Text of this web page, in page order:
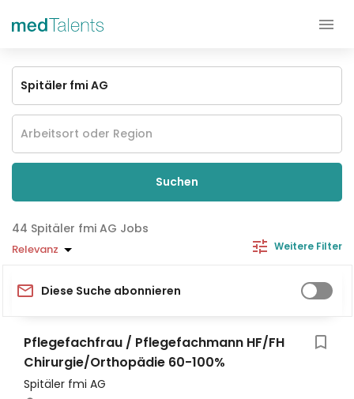
Suchen
Spitäler fmi AG Jobs
Relevanz Weitere Filter
Diese Suche abonnieren
Pflegefachfrau / Pflegefachmann HF/FH
Chirurgie/Orthopädie 60-100%
Spitäler fmi AG